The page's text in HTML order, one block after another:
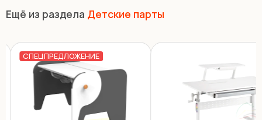
Ещё из раздела Детские парты
СПЕЦПРЕДЛОЖЕНИЕ